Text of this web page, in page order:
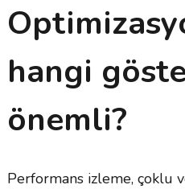
hangi
önemli?
Performans izleme, çoklu